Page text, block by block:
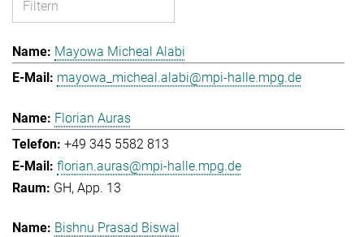
Mayowa Micheal Alabi
mayowa_micheal.alabi@mpi-halle.mpg.de
Florian Auras
+49 345 5582 813
florian.auras@mpi-halle.mpg.de
GH, App. 13
Bishnu Prasad Biswal